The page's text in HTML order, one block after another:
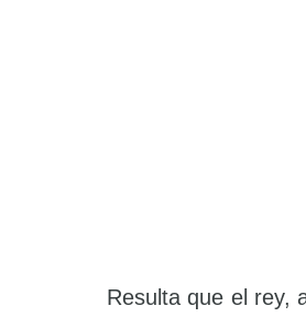
Resulta que el rey,